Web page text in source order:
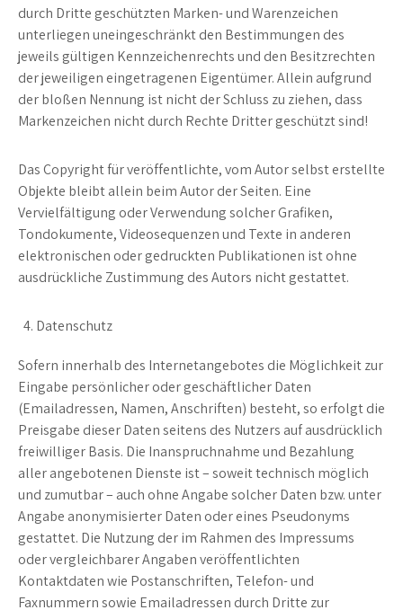
durch Dritte geschützten Marken- und Warenzeichen
unterliegen uneingeschränkt den Bestimmungen des
jeweils gültigen Kennzeichenrechts und den Besitzrechten
der jeweiligen eingetragenen Eigentümer. Allein aufgrund
der bloßen Nennung ist nicht der Schluss zu ziehen, dass
Markenzeichen nicht durch Rechte Dritter geschützt sind!
Das Copyright für veröffentlichte, vom Autor selbst erstellte
Objekte bleibt allein beim Autor der Seiten. Eine
Vervielfältigung oder Verwendung solcher Grafiken,
Tondokumente, Videosequenzen und Texte in anderen
elektronischen oder gedruckten Publikationen ist ohne
ausdrückliche Zustimmung des Autors nicht gestattet.
Datenschutz
Sofern innerhalb des Internetangebotes die Möglichkeit zur
Eingabe persönlicher oder geschäftlicher Daten
(Emailadressen, Namen, Anschriften) besteht, so erfolgt die
Preisgabe dieser Daten seitens des Nutzers auf ausdrücklich
freiwilliger Basis. Die Inanspruchnahme und Bezahlung
aller angebotenen Dienste ist – soweit technisch möglich
und zumutbar – auch ohne Angabe solcher Daten bzw. unter
Angabe anonymisierter Daten oder eines Pseudonyms
gestattet. Die Nutzung der im Rahmen des Impressums
oder vergleichbarer Angaben veröffentlichten
Kontaktdaten wie Postanschriften, Telefon- und
Faxnummern sowie Emailadressen durch Dritte zur